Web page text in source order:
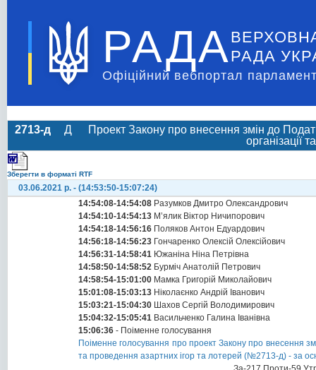
РАДА РАДА
Офіційний вебпортал
2713-д Д
Проект Закону про внесення змін до
організації
Зберегти в форматі RTF
03.06.2021 р. - (14:53:50-15:07:24)
14:54:08-14:54:08 Разумков Дмитро Олександрович
14:54:10-14:54:13 М’ялик Віктор Ничипорович
14:54:18-14:56:16 Поляков Антон Едуардович
14:56:18-14:56:23 Гончаренко Олексій Олексійович
14:56:31-14:58:41 Южаніна Ніна Петрівна
14:58:50-14:58:52 Бурміч Анатолій Петрович
14:58:54-15:01:00 Мамка Григорій Миколайович
15:01:08-15:03:13 Ніколаєнко Андрій Іванович
15:03:21-15:04:30 Шахов Сергій Володимирович
15:04:32-15:05:41 Васильченко Галина Іванівна
15:06:36 - Поіменне голосування
Поіменне голосування про проект Закону про внесення
та проведення азартних ігор та лотерей (№2713-д) - за